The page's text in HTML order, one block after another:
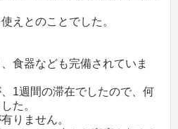
えとのことでした。
食器なども完備されていま
1週間の滞在でしたので、何
た。
りません。